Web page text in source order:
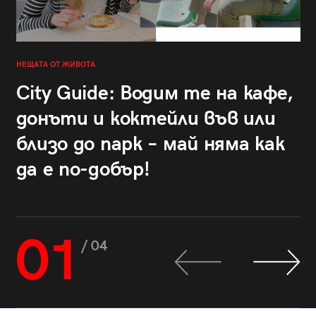
НЕЩАТА ОТ ЖИВОТА
City Guide: Водим те на кафе,
донъти и коктейли във или
близо до парк – май няма как
да е по-добър!
01 / 04